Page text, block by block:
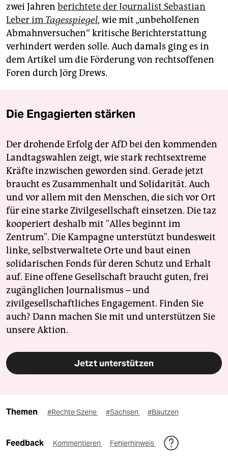
zwei Jahren berichtete der Journalist Sebastian
Leber im Tagesspiegel, wie mit „unbeholfenen
Abmahnversuchen“ kritische Berichterstattung
verhindert werden solle. Auch damals ging es in
dem Artikel um die Förderung von rechtsoffenen
Foren durch Jörg Drews.
Die Engagierten stärken
Der drohende Erfolg der AfD bei den kommenden
Landtagswahlen zeigt, wie stark rechtsextreme
Kräfte inzwischen geworden sind. Gerade jetzt
braucht es Zusammenhalt und Solidarität. Auch
und vor allem mit den Menschen, die sich vor Ort
für eine starke Zivilgesellschaft einsetzen. Die taz
kooperiert deshalb mit "Alles beginnt im
Zentrum". Die Kampagne unterstützt bundesweit
linke, selbstverwaltete Orte und baut einen
solidarischen Fonds für deren Schutz und Erhalt
auf. Eine offene Gesellschaft braucht guten, frei
zugänglichen Journalismus – und
zivilgesellschaftliches Engagement. Finden Sie
auch? Dann machen Sie mit und unterstützen Sie
unsere Aktion.
Jetzt unterstützen
Themen #Rechte Szene #Sachsen #Bautzen
Feedback Kommentieren Fehlerhinweis